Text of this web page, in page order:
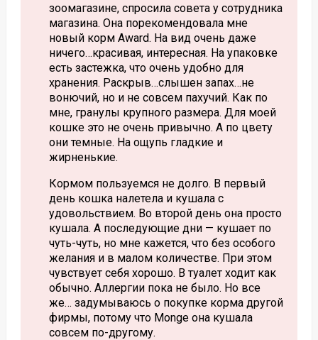
зоомагазине, спросила совета у сотрудника
магазина. Она порекомендовала мне
новый корм Award. На вид очень даже
ничего…красивая, интересная. На упаковке
есть застежка, что очень удобно для
хранения. Раскрыв…слышен запах…не
вонючий, но и не совсем пахучий. Как по
мне, гранулы крупного размера. Для моей
кошке это не очень привычно. А по цвету
они темные. На ощупь гладкие и
жирненькие.
Кормом пользуемся не долго. В первый
день кошка налетела и кушала с
удовольствием. Во второй день она просто
кушала. А последующие дни — кушает по
чуть-чуть, но мне кажется, что без особого
желания и в малом количестве. При этом
чувствует себя хорошо. В туалет ходит как
обычно. Аллергии пока не было. Но все
же… задумываюсь о покупке корма другой
фирмы, потому что Monge она кушала
совсем по-другому.